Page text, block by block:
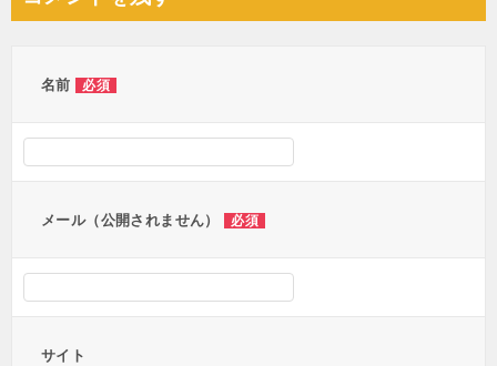
ビ
名前 必須
メール（公開されません） 必須
サイト